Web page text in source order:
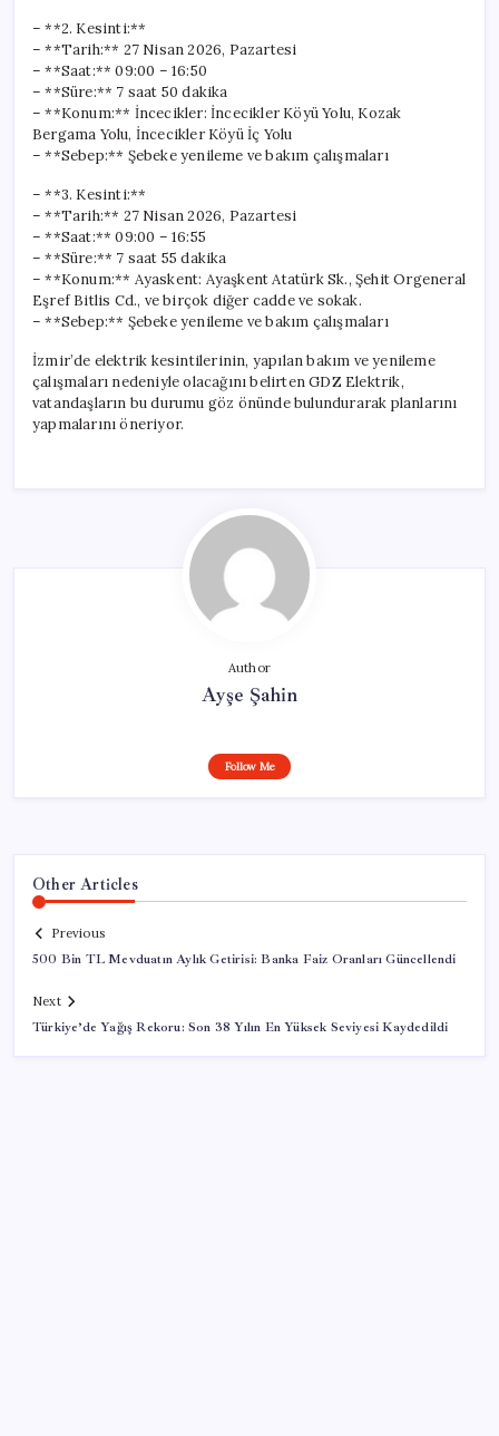
– **2. Kesinti:**
– **Tarih:** 27 Nisan 2026, Pazartesi
– **Saat:** 09:00 – 16:50
– **Süre:** 7 saat 50 dakika
– **Konum:** İncecikler: İncecikler Köyü Yolu, Kozak
Bergama Yolu, İncecikler Köyü İç Yolu
– **Sebep:** Şebeke yenileme ve bakım çalışmaları
– **3. Kesinti:**
– **Tarih:** 27 Nisan 2026, Pazartesi
– **Saat:** 09:00 – 16:55
– **Süre:** 7 saat 55 dakika
– **Konum:** Ayaskent: Ayaşkent Atatürk Sk., Şehit Orgeneral
Eşref Bitlis Cd., ve birçok diğer cadde ve sokak.
– **Sebep:** Şebeke yenileme ve bakım çalışmaları
İzmir’de elektrik kesintilerinin, yapılan bakım ve yenileme
çalışmaları nedeniyle olacağını belirten GDZ Elektrik,
vatandaşların bu durumu göz önünde bulundurarak planlarını
yapmalarını öneriyor.
Author
Ayşe Şahin
Follow Me
Other Articles
Previous
500 Bin TL Mevduatın Aylık Getirisi: Banka Faiz Oranları Güncellendi
Next
Türkiye’de Yağış Rekoru: Son 38 Yılın En Yüksek Seviyesi Kaydedildi